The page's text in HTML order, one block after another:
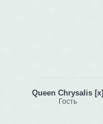
Queen Chrysalis [x]
Гость